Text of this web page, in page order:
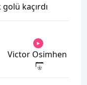
kaçırdı
Victor Osimhen